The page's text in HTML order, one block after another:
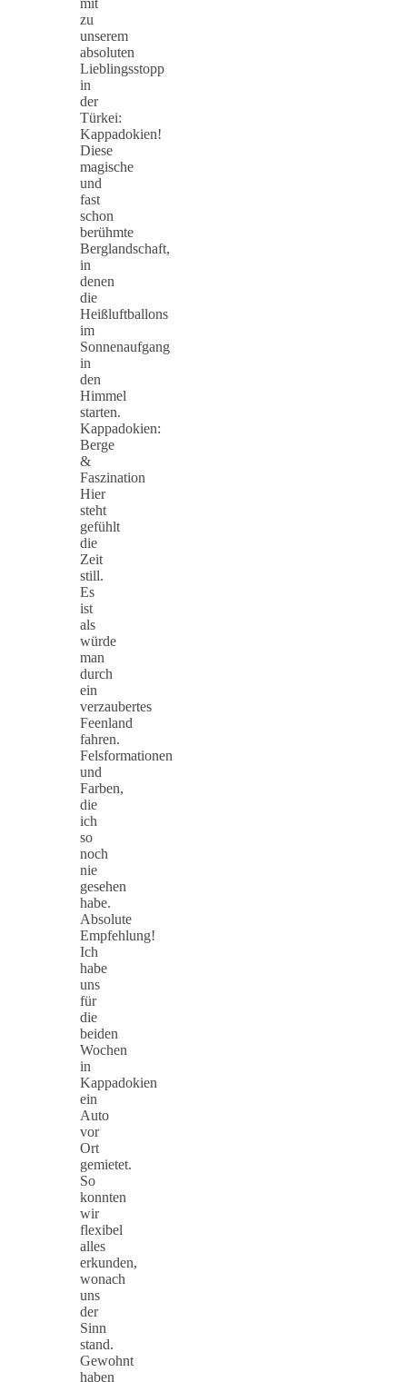
mit
zu
unserem
absoluten
Lieblingsstopp
in
der
Türkei:
Kappadokien!
Diese
magische
und
fast
schon
berühmte
Berglandschaft,
in
denen
die
Heißluftballons
im
Sonnenaufgang
in
den
Himmel
starten.
Kappadokien:
Berge
&
Faszination
Hier
steht
gefühlt
die
Zeit
still.
Es
ist
als
würde
man
durch
ein
verzaubertes
Feenland
fahren.
Felsformationen
und
Farben,
die
ich
so
noch
nie
gesehen
habe.
Absolute
Empfehlung!
Ich
habe
uns
für
die
beiden
Wochen
in
Kappadokien
ein
Auto
vor
Ort
gemietet.
So
konnten
wir
flexibel
alles
erkunden,
wonach
uns
der
Sinn
stand.
Gewohnt
haben